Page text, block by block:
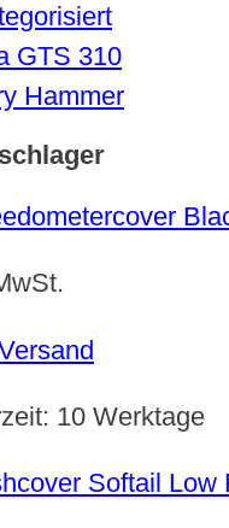
GTS 310
Hammer
10 Werktage